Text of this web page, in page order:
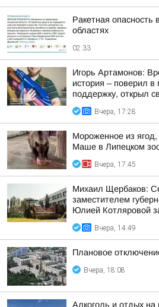
Ракетная опасность
областях
02:33
Игорь Артамонов:
история – поверил в
поддержку, открыл
Вчера, 17:28
Мороженное из
Маше в Липецком
Вчера, 17:45
Михаил Щербаков:
заместителем
Юлией Котляровой
Вчера, 14:49
Плановое
Вчера, 18:08
Алкоголь и отдых